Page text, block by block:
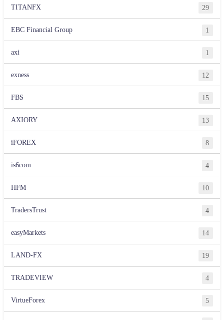
TITANFX 29
EBC Financial Group 1
axi 1
exness 12
FBS 15
AXIORY 13
iFOREX 8
is6com 4
HFM 10
TradersTrust 4
easyMarkets 14
LAND-FX 19
TRADEVIEW 4
VirtueForex 5